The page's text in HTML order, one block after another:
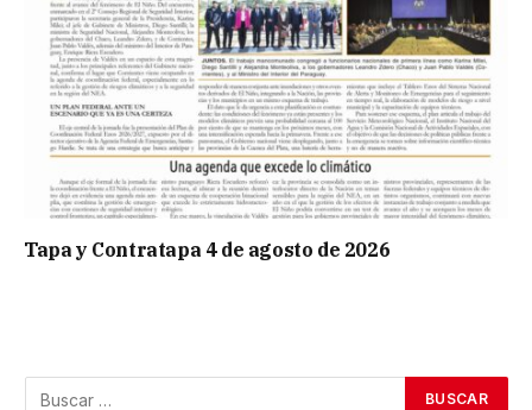
Tapa y Contratapa 4 de agosto de 2026